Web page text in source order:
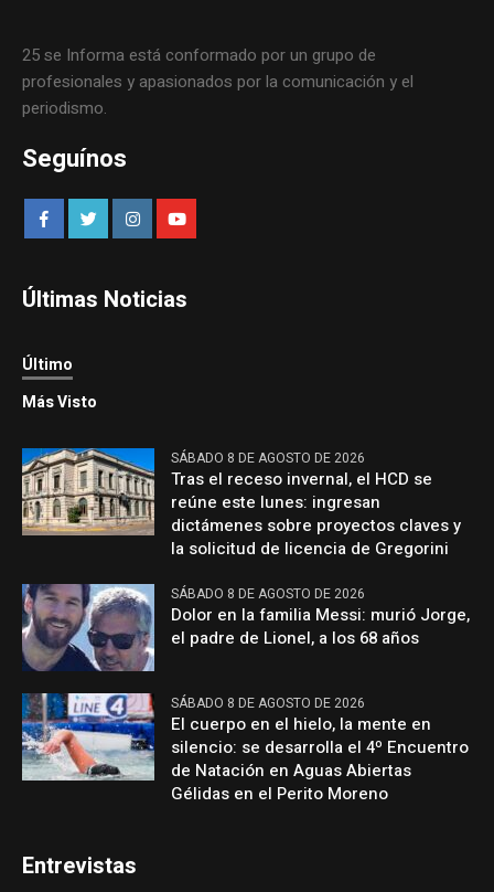
25 se Informa está conformado por un grupo de
profesionales y apasionados por la comunicación y el
periodismo.
Seguínos
Últimas Noticias
Último
Más Visto
SÁBADO 8 DE AGOSTO DE 2026
Tras el receso invernal, el HCD se
reúne este lunes: ingresan
dictámenes sobre proyectos claves y
la solicitud de licencia de Gregorini
SÁBADO 8 DE AGOSTO DE 2026
Dolor en la familia Messi: murió Jorge,
el padre de Lionel, a los 68 años
SÁBADO 8 DE AGOSTO DE 2026
El cuerpo en el hielo, la mente en
silencio: se desarrolla el 4º Encuentro
de Natación en Aguas Abiertas
Gélidas en el Perito Moreno
Entrevistas